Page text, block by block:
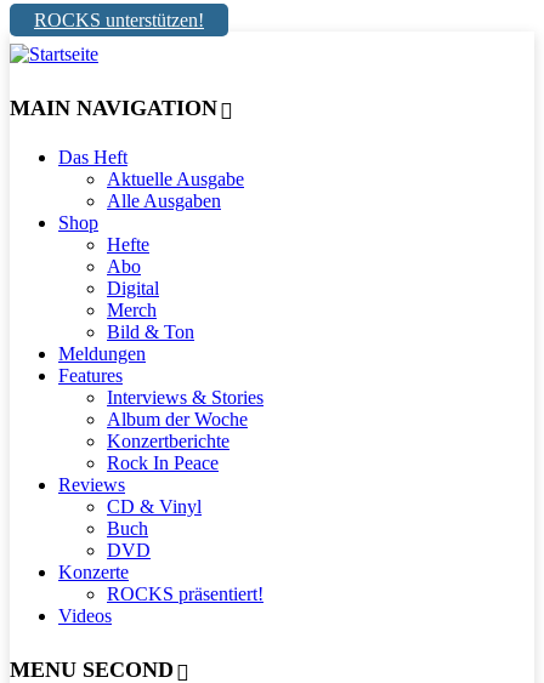
ROCKS unterstützen!
MAIN NAVIGATION
Das Heft
Aktuelle Ausgabe
Alle Ausgaben
Shop
Hefte
Abo
Digital
Merch
Bild & Ton
Meldungen
Features
Interviews & Stories
Album der Woche
Konzertberichte
Rock In Peace
Reviews
CD & Vinyl
Buch
DVD
Konzerte
ROCKS präsentiert!
Videos
MENU SECOND